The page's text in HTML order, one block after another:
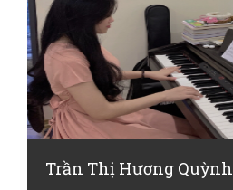
Trần Thị Hương Quỳnh